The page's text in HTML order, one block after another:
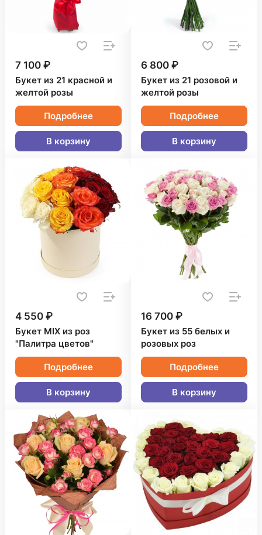
7 100 ₽
Букет из 21 красной и
желтой розы
Подробнее
В корзину
6 800 ₽
Букет из 21 розовой и
желтой розы
Подробнее
В корзину
4 550 ₽
Букет MIX из роз
"Палитра цветов"
Подробнее
В корзину
16 700 ₽
Букет из 55 белых и
розовых роз
Подробнее
В корзину